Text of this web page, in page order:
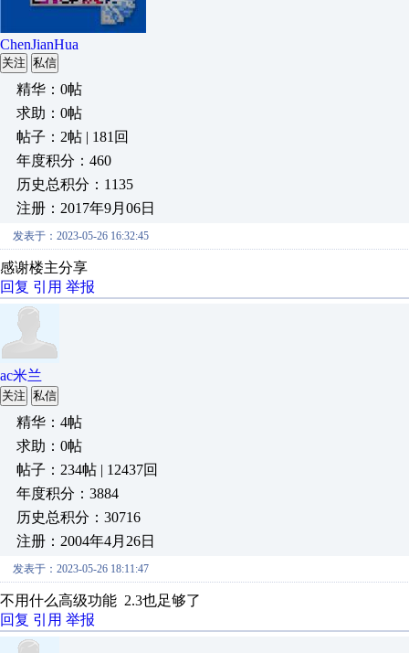
ChenJianHua
关注 私信
精华：0帖
求助：0帖
帖子：2帖 | 181回
年度积分：460
历史总积分：1135
注册：2017年9月06日
发表于：2023-05-26 16:32:45
感谢楼主分享
回复 引用 举报
ac米兰
关注 私信
精华：4帖
求助：0帖
帖子：234帖 | 12437回
年度积分：3884
历史总积分：30716
注册：2004年4月26日
发表于：2023-05-26 18:11:47
不用什么高级功能 2.3也足够了
回复 引用 举报